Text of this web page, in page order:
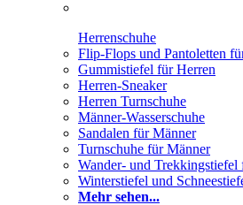
Herrenschuhe
Flip-Flops und Pantoletten
Gummistiefel für Herren
Herren-Sneaker
Herren Turnschuhe
Männer-Wasserschuhe
Sandalen für Männer
Turnschuhe für Männer
Wander- und Trekkingstiefel
Winterstiefel und
Mehr sehen...